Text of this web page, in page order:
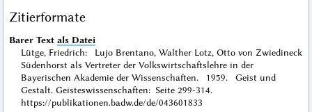
Zitierformate
Barer Text als Datei
Lütge, Friedrich: Lujo Brentano, Walther Lotz, Otto von Zwiedineck
Südenhorst als Vertreter der Volkswirtschaftslehre in der
Bayerischen Akademie der Wissenschaften. 1959. Geist und
Gestalt. Geisteswissenschaften: Seite 299-314.
https://publikationen.badw.de/de/043601833